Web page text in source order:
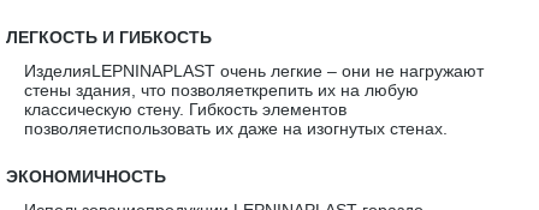
ЛЕГКОСТЬ И ГИБКОСТЬ
ИзделияLEPNINAPLAST очень легкие – они не нагружают
стены здания, что позволяеткрепить их на любую
классическую стену. Гибкость элементов
позволяетиспользовать их даже на изогнутых стенах.
ЭКОНОМИЧНОСТЬ